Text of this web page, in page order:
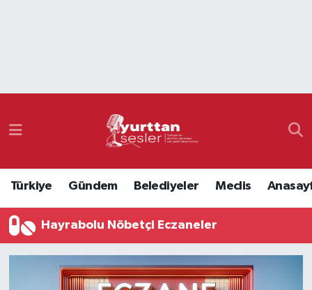
Türkiye Gündem Belediyeler Meclis
Hayrabolu Nöbetçi Eczaneler
Namaz Vakitleri
Süper Lig Puan Durumu ve Fikstür
Tüm Manşetler
Son Dakika Haberleri